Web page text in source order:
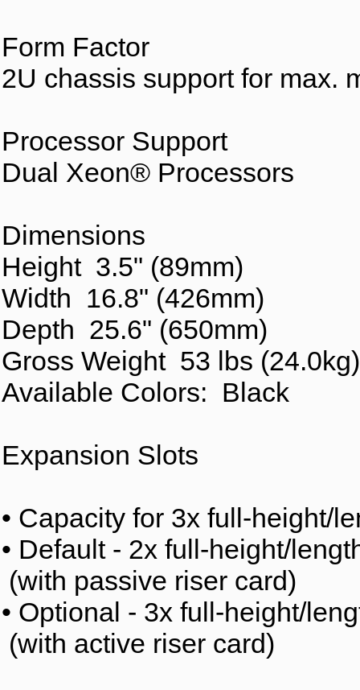
Form Factor
2U chassis support for max.
Processor Support
Dual Xeon® Processors
Dimensions
Height 3.5" (89mm)
Width 16.8" (426mm)
Depth 25.6" (650mm)
Gross Weight 53 lbs (24.0kg)
Available Colors: Black
Expansion Slots
• Capacity for 3x full-height/
• Default - 2x full-height/
(with passive riser card)
• Optional - 3x full-height/
(with active riser card)